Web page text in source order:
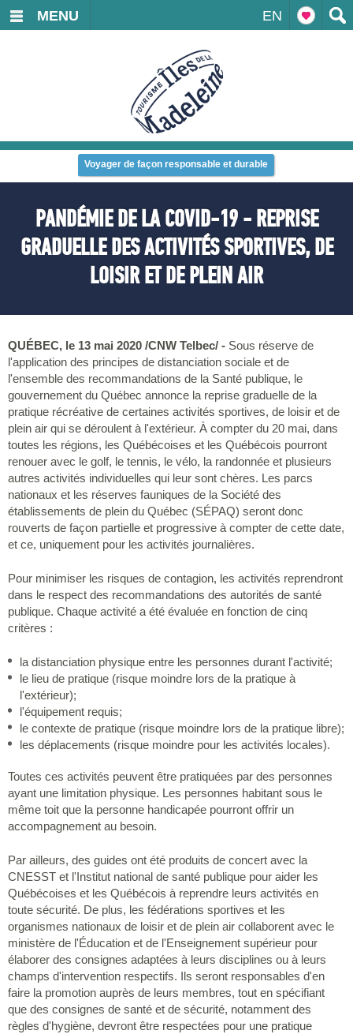
EN
MENU
Voyager de façon responsable et durable
PANDÉMIE DE LA COVID-19 - REPRISE
GRADUELLE DES ACTIVITÉS SPORTIVES, DE
LOISIR ET DE PLEIN AIR
QUÉBEC, le 13 mai 2020 /CNW Telbec/ - Sous réserve de
l'application des principes de distanciation sociale et de
l'ensemble des recommandations de la Santé publique, le
gouvernement du Québec annonce la reprise graduelle de la
pratique récréative de certaines activités sportives, de loisir et de
plein air qui se déroulent à l'extérieur. À compter du 20 mai, dans
toutes les régions, les Québécoises et les Québécois pourront
renouer avec le golf, le tennis, le vélo, la randonnée et plusieurs
autres activités individuelles qui leur sont chères. Les parcs
nationaux et les réserves fauniques de la Société des
établissements de plein du Québec (SÉPAQ) seront donc
rouverts de façon partielle et progressive à compter de cette date,
et ce, uniquement pour les activités journalières.
Pour minimiser les risques de contagion, les activités reprendront
dans le respect des recommandations des autorités de santé
publique. Chaque activité a été évaluée en fonction de cinq
critères :
la distanciation physique entre les personnes durant l'activité;
le lieu de pratique (risque moindre lors de la pratique à
l'extérieur);
l'équipement requis;
le contexte de pratique (risque moindre lors de la pratique libre);
les déplacements (risque moindre pour les activités locales).
Toutes ces activités peuvent être pratiquées par des personnes
ayant une limitation physique. Les personnes habitant sous le
même toit que la personne handicapée pourront offrir un
accompagnement au besoin.
Par ailleurs, des guides ont été produits de concert avec la
CNESST et l'Institut national de santé publique pour aider les
Québécoises et les Québécois à reprendre leurs activités en
toute sécurité. De plus, les fédérations sportives et les
organismes nationaux de loisir et de plein air collaborent avec le
ministère de l'Éducation et de l'Enseignement supérieur pour
élaborer des consignes adaptées à leurs disciplines ou à leurs
champs d'intervention respectifs. Ils seront responsables d'en
faire la promotion auprès de leurs membres, tout en spécifiant
que des consignes de santé et de sécurité, notamment des
règles d'hygiène, devront être respectées pour une pratique